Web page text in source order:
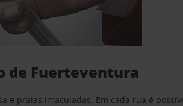
de Fuerteventura
praias imaculadas. Em cada rua é